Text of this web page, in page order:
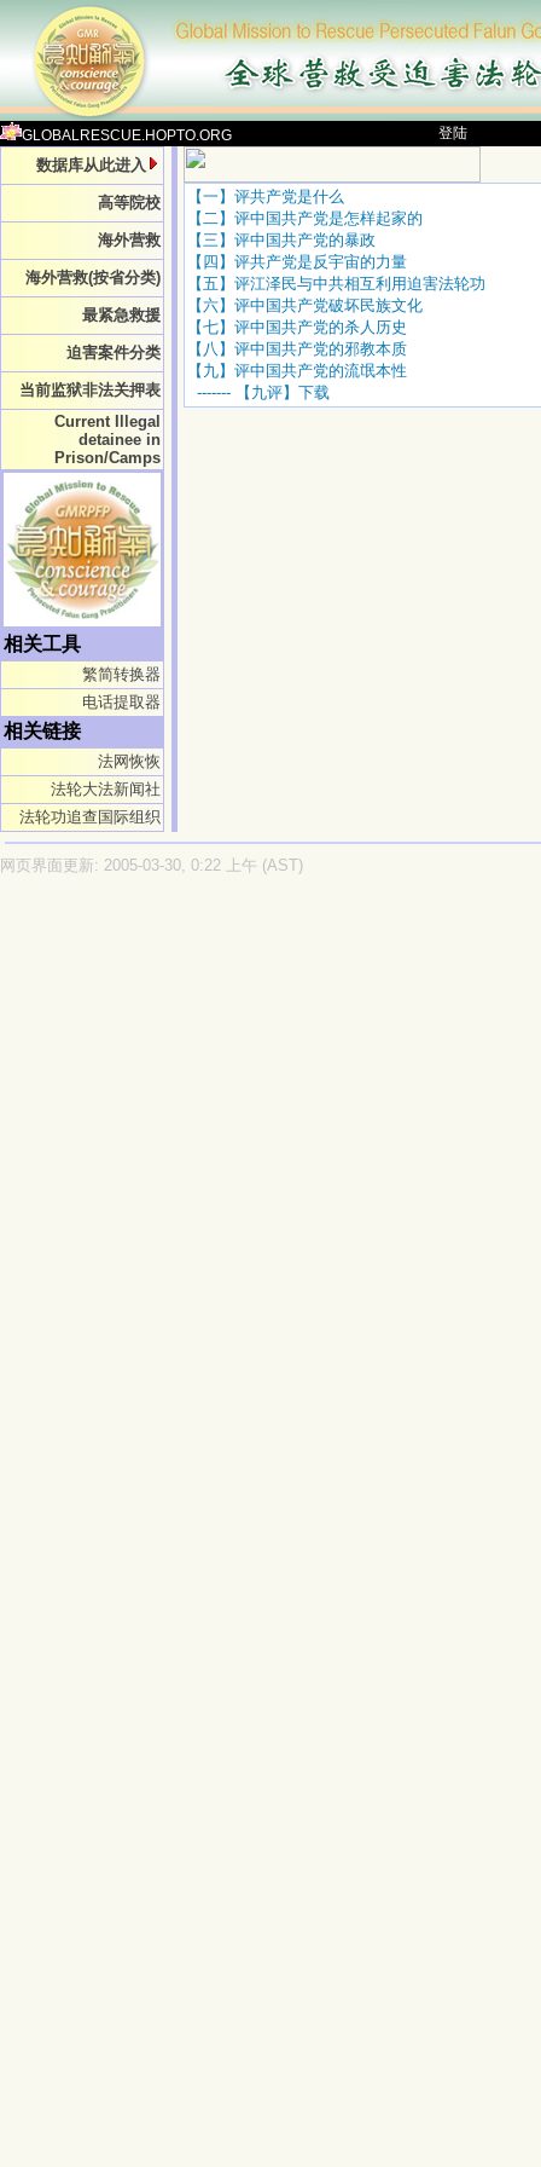
GLOBALRESCUE.HOPTO.ORG 登陆
数据库从此进入
高等院校
海外营救
海外营救(按省分类)
最紧急救援
迫害案件分类
当前监狱非法关押表
Current Illegal
detainee in
Prison/Camps
相关工具
繁简转换器
电话提取器
相关链接
法网恢恢
法轮大法新闻社
法轮功追查国际组织
【一】评共产党是什么
【二】评中国共产党是怎样起家的
【三】评中国共产党的暴政
【四】评共产党是反宇宙的力量
【五】评江泽民与中共相互利用迫害法轮功
【六】评中国共产党破坏民族文化
【七】评中国共产党的杀人历史
【八】评中国共产党的邪教本质
【九】评中国共产党的流氓本性
-------
【九评】下载
网页界面更新: 2005-03-30, 0:22 上午 (AST)